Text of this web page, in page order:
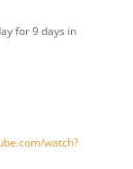
for 9 days in
watch?